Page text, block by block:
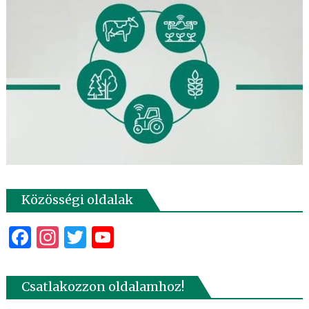
Közösségi oldalak
Facebook
Instagram
Twitter
YouTube
Csatlakozzon oldalamhoz!